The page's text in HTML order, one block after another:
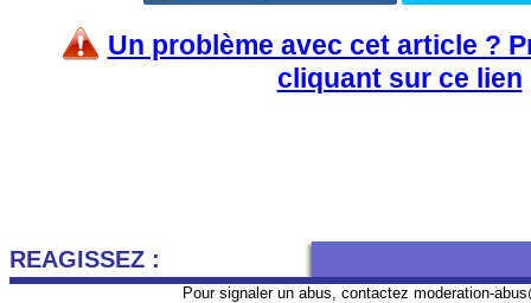
Un problème avec cet article ?
cliquant sur ce lien
REAGISSEZ :
Pour signaler un abus, contactez moderation-